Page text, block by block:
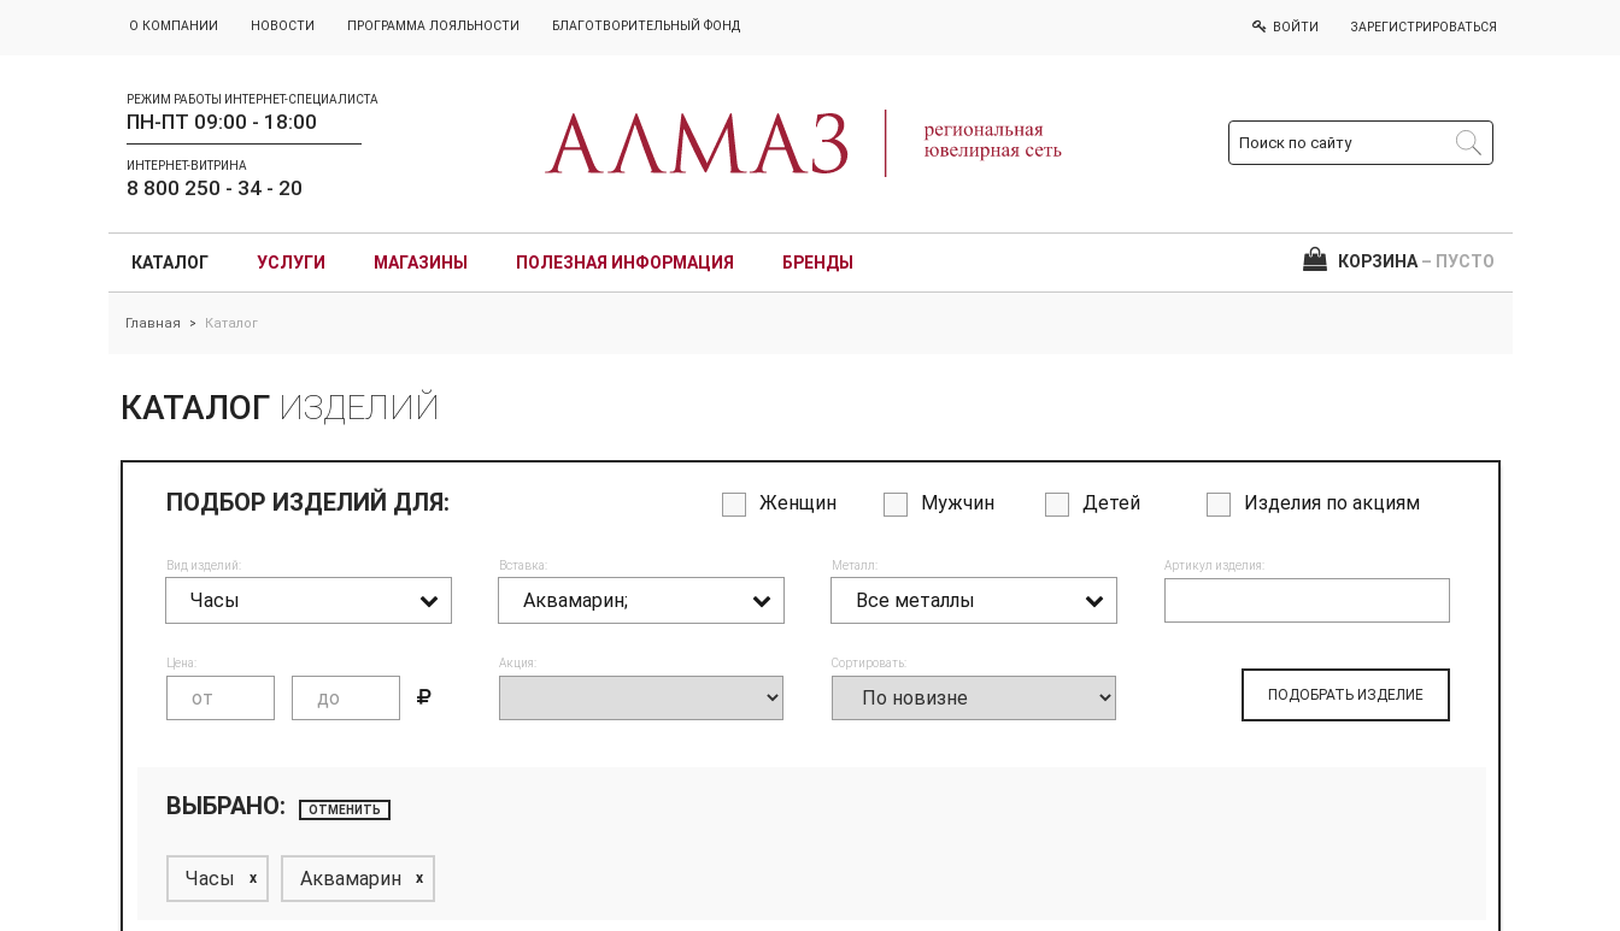
О КОМПАНИИ НОВОСТИ ПРОГРАММА ЛОЯЛЬНОСТИ БЛАГОТВОРИТЕЛЬНЫЙ ФОНД
РЕЖИМ РАБОТЫ ИНТЕРНЕТ-СПЕЦИАЛИСТА
ПН-ПТ 09:00 - 18:00
ИНТЕРНЕТ-ВИТРИНА
8 800 250 - 34 - 20
ВОЙТИ ЗАРЕГИСТРИРОВАТЬСЯ
КАТАЛОГ УСЛУГИ МАГАЗИНЫ ПОЛЕЗНАЯ ИНФОРМАЦИЯ БРЕНДЫ КОРЗИНА – ПУСТО
Главная > Каталог
КАТАЛОГ ИЗДЕЛИЙ
ПОДБОР ИЗДЕЛИЙ ДЛЯ: Женщин Мужчин Детей Изделия по акциям
Вид изделий:
Часы
Вставка:
Аквамарин;
Металл:
Все металлы
Артикул изделия:
Цена: Акция: Сортировать:
ПОДОБРАТЬ ИЗДЕЛИЕ
ВЫБРАНО: ОТМЕНИТЬ
Часы x Аквамарин x